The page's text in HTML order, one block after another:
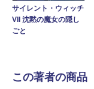
サイレント・ウィッチ
VII 沈黙の魔女の隠し
ごと
この著者の商品